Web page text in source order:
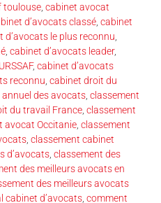
toulouse cabinet avocat
d’avocats classé cabinet
d’avocats le plus reconnu
cabinet d’avocats leader,
, cabinet d’avocats
reconnu cabinet droit du
des avocats classement
du travail France classement
avocat Occitanie classement
classement cabinet
d’avocats classement des
des meilleurs avocats en
des meilleurs avocats
cabinet d’avocats comment